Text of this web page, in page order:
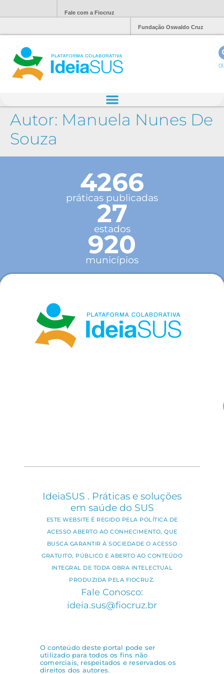
Fale com a Fiocruz
Fundação Oswaldo Cruz
Autor: Manuela Nunes De
Souza
4266
práticas publicadas
27
estados
920
municípios
IdeiaSUS . Práticas e soluções
em saúde do SUS
ESTE WEBSITE É REGIDO PELA POLÍTICA DE
ACESSO ABERTO AO CONHECIMENTO, QUE
BUSCA GARANTIR À SOCIEDADE O ACESSO
GRATUITO, PÚBLICO E ABERTO AO CONTEÚDO
INTEGRAL DE TODA OBRA INTELECTUAL
PRODUZIDA PELA FIOCRUZ.
Fale Conosco:
ideia.sus@fiocruz.br
O conteúdo deste portal pode ser
utilizado para todos os fins não
comerciais, respeitados e reservados os
direitos dos autores.